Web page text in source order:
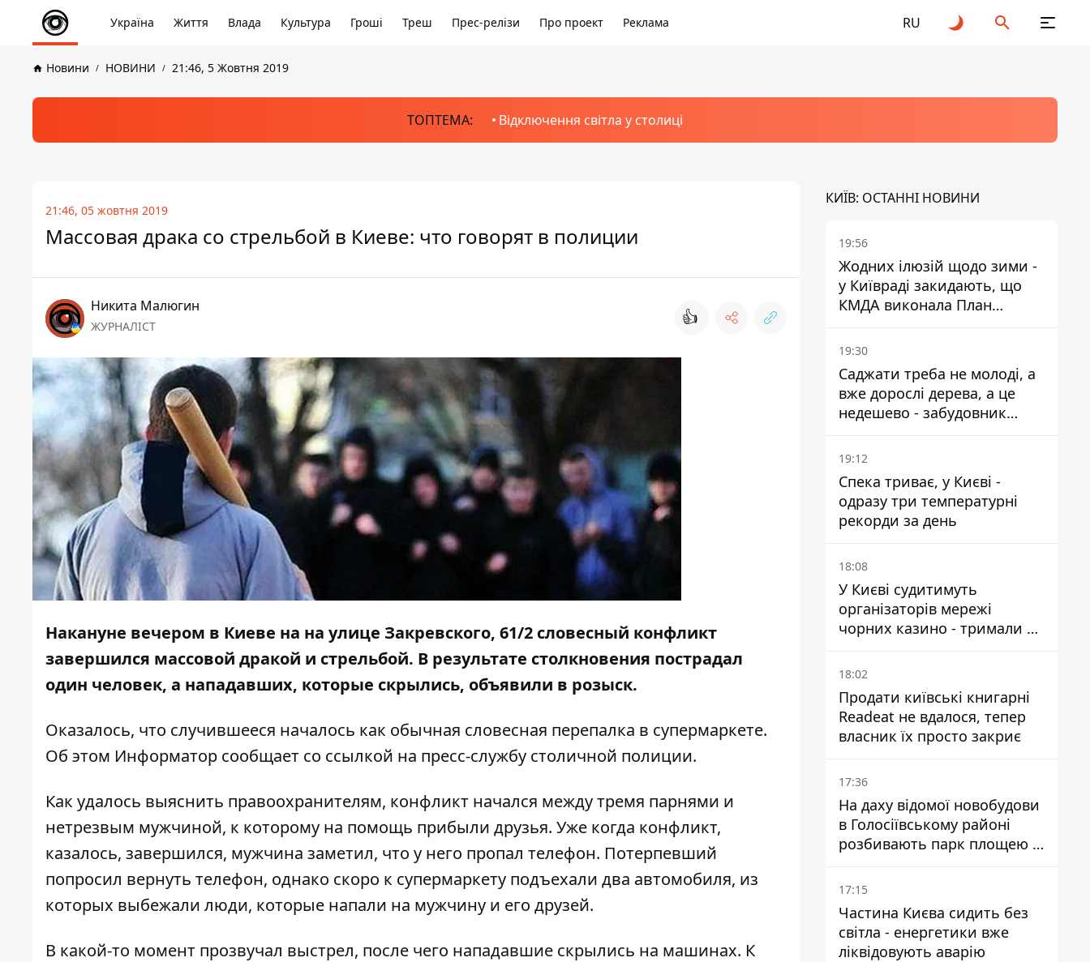
Україна Життя Влада Культура Гроші Треш Прес-релізи Про проект Реклама RU
Новини НОВИНИ 21:46, 5 Жовтня 2019
ТОПТЕМА: Відключення світла у столиці
21:46, 05 жовтня 2019
Массовая драка со стрельбой в Киеве: что говорят в полиции
Никита Малюгин
ЖУРНАЛІСТ 👍
Накануне вечером в Киеве на на улице Закревского, 61/2 словесный конфликт
завершился массовой дракой и стрельбой. В результате столкновения пострадал
один человек, а нападавших, которые скрылись, объявили в розыск.
Оказалось, что случившееся началось как обычная словесная перепалка в супермаркете.
Об этом Информатор сообщает со ссылкой на пресс-службу столичной полиции.
Как удалось выяснить правоохранителям, конфликт начался между тремя парнями и
нетрезвым мужчиной, к которому на помощь прибыли друзья. Уже когда конфликт,
казалось, завершился, мужчина заметил, что у него пропал телефон. Потерпевший
попросил вернуть телефон, однако скоро к супермаркету подъехали два автомобиля, из
которых выбежали люди, которые напали на мужчину и его друзей.
В какой-то момент прозвучал выстрел, после чего нападавшие скрылись на машинах. К
КИЇВ: ОСТАННІ НОВИНИ
19:56
Жодних ілюзій щодо зими -
у Київраді закидають, що
КМДА виконала План
стійкості на 20%
19:30
Саджати треба не молоді, а
вже дорослі дерева, а це
недешево - забудовник
Ніконов
19:12
Спека триває, у Києві -
одразу три температурні
рекорди за день
18:08
У Києві судитимуть
організаторів мережі
чорних казино - тримали 39
закладів
18:02
Продати київські книгарні
Readeat не вдалося, тепер
власник їх просто закриє
17:36
На даху відомої новобудови
в Голосіївському районі
розбивають парк площею в
гектар
17:15
Частина Києва сидить без
світла - енергетики вже
ліквідовують аварію